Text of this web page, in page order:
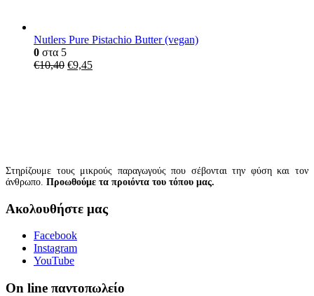
Nutlers Pure Pistachio Butter (vegan)
0 στα 5
€10,40 €9,45
Στηρίζουμε τους μικρούς παραγωγούς που σέβονται την φύση και τον
άνθρωπο. Προωθούμε τα προιόντα του τόπου μας.
Ακολουθήστε μας
Facebook
Instagram
YouTube
On line παντοπωλείο